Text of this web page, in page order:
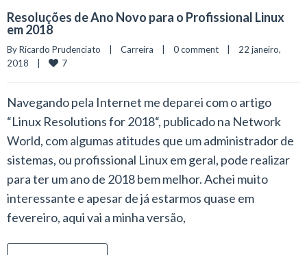
Resoluções de Ano Novo para o Profissional Linux
em 2018
By Ricardo Prudenciato Carreira 0 comment
22 janeiro,
2018
7
Navegando pela Internet me deparei com o artigo
“Linux Resolutions for 2018“, publicado na Network
World, com algumas atitudes que um administrador de
sistemas, ou profissional Linux em geral, pode realizar
para ter um ano de 2018 bem melhor. Achei muito
interessante e apesar de já estarmos quase em
fevereiro, aqui vai a minha versão,